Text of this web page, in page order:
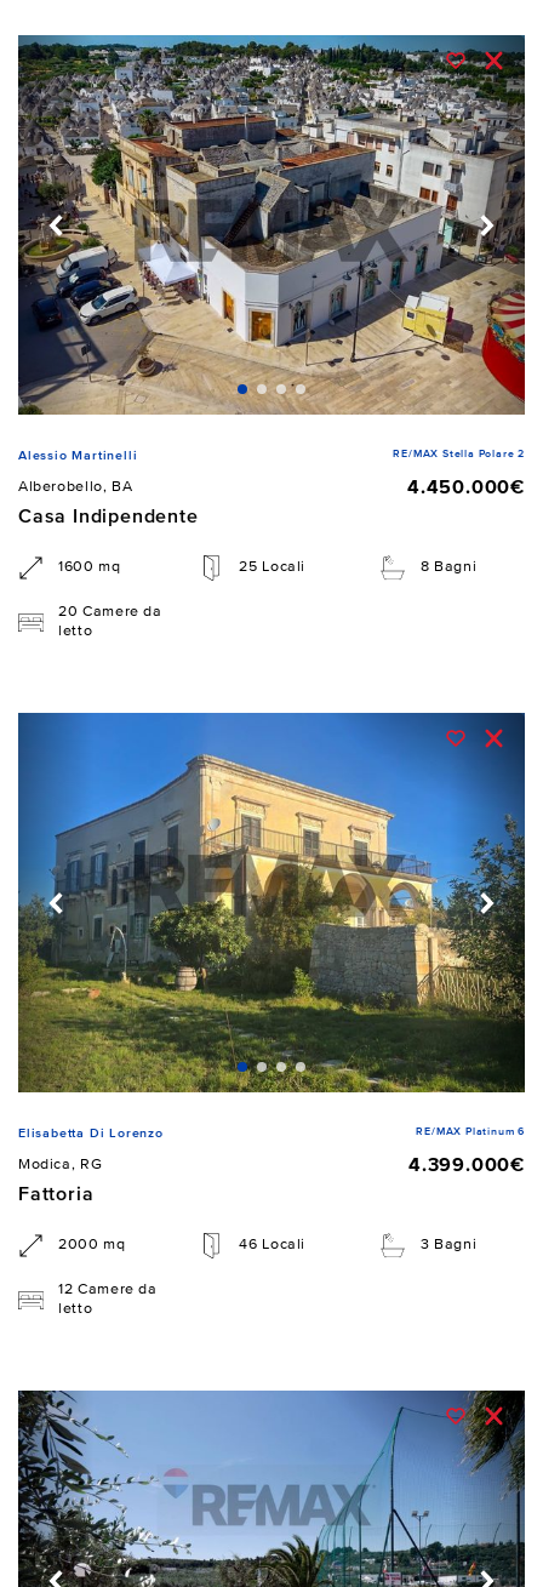
Alessio Martinelli RE/MAX Stella Polare 2
Alberobello, BA
4.450.000€
Casa Indipendente
1600 mq 25 Locali 8 Bagni
20 Camere da
letto
Elisabetta Di Lorenzo RE/MAX Platinum 6
Modica, RG
4.399.000€
Fattoria
2000 mq 46 Locali 3 Bagni
12 Camere da
letto